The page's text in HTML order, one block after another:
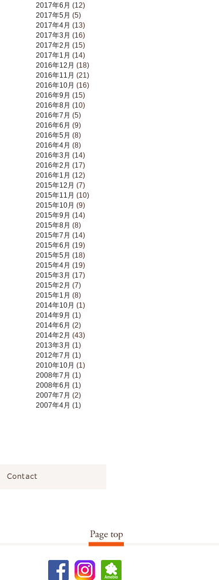
2017年6月 (12)
2017年5月 (5)
2017年4月 (13)
2017年3月 (16)
2017年2月 (15)
2017年1月 (14)
2016年12月 (18)
2016年11月 (21)
2016年10月 (16)
2016年9月 (15)
2016年8月 (10)
2016年7月 (5)
2016年6月 (9)
2016年5月 (8)
2016年4月 (8)
2016年3月 (14)
2016年2月 (17)
2016年1月 (12)
2015年12月 (7)
2015年11月 (10)
2015年10月 (9)
2015年9月 (14)
2015年8月 (8)
2015年7月 (14)
2015年6月 (19)
2015年5月 (18)
2015年4月 (19)
2015年3月 (17)
2015年2月 (7)
2015年1月 (8)
2014年10月 (1)
2014年9月 (1)
2014年6月 (2)
2014年2月 (43)
2013年3月 (1)
2012年7月 (1)
2010年10月 (1)
2008年7月 (1)
2008年6月 (1)
2007年7月 (2)
2007年4月 (1)